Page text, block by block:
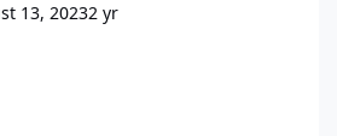
13, 20232 yr